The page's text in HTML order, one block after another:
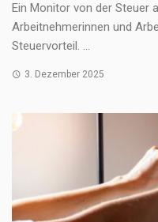
Ein Monitor von der Steuer
Arbeitnehmerinnen und
Steuervorteil. ...
3. Dezember 2025